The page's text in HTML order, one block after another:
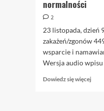
normalności
2
23 listopada, dzień
zakażeń/zgonów
wsparcie i
Wersja audio wpisu
Dowiedz się więcej